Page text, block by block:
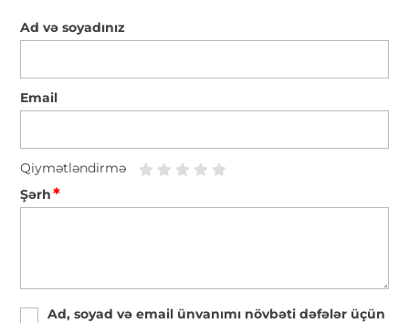
Ad və soyadınız
Email
Qiymətləndirmə
Şərh*
Ad, soyad və email ünvanımı növbəti dəfələr üçün